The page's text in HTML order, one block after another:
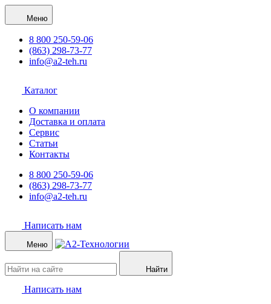
Меню
8 800 250-59-06
(863) 298-73-77
info@a2-teh.ru
Каталог
О компании
Доставка и оплата
Сервис
Статьи
Контакты
8 800 250-59-06
(863) 298-73-77
info@a2-teh.ru
Написать нам
Меню
Найти
Написать нам